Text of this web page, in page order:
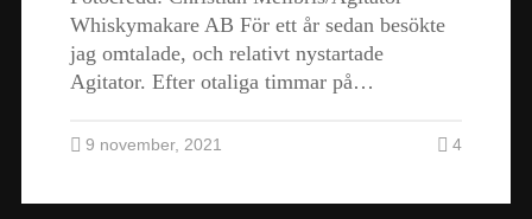
Whiskymakare AB För ett år sedan besökte
jag omtalade, och relativt nystartade
Agitator. Efter otaliga timmar på…
9 november, 2021 4